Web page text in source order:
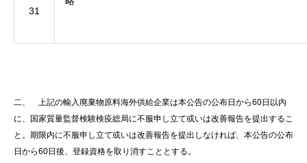
31
二、 上記の輸入廃棄物原料海外供給企業は本公告の公布日から60日以内
に、国家質量監督検験検疫総局に不服申し立て或いは改善報告を提出するこ
と。期限内に不服申し立て或いは改善報告を提出しなければ、本公告の公布
日から60日後、登録資格を取り消すこととする。